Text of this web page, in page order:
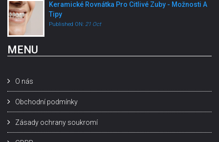
Keramické Rovnátka Pro Citlivé Zuby - Možnosti A
Tipy
Published ON: 21 Oct
MENU
O nás
Obchodní podmínky
Zásady ochrany soukromí